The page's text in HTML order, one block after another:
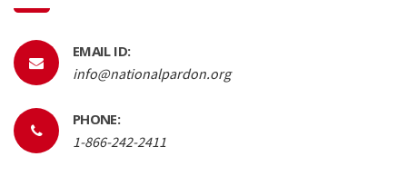
EMAIL ID:
info@nationalpardon.org
PHONE:
1-866-242-2411